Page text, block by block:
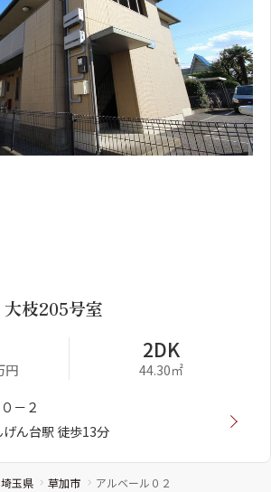
枝205号室
円
2DK
44.30㎡
－２
ん台駅 徒歩13分
埼玉県 草加市 アルベール０２